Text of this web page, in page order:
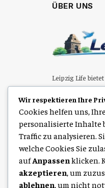
ÜBER UNS
Leipzig Life
Kultur und den
Trends bis hin
die Vielfalt der
neuen
Senden Sie uns
Inhalten:
Wir respektieren Ihre
Cookies helfen uns,
personalisierte Inhalte
Traffic zu analysieren.
welche Cookies Sie
aufAnpassen klicken.
akzeptieren , um
ablehnen , um nicht